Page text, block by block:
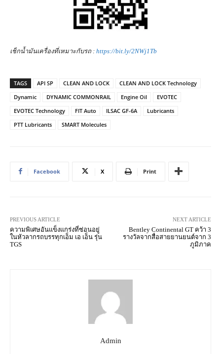
เช็กน้ำมันเครื่องที่เหมาะกับรถ : https://bit.ly/2NWj1Tb
TAGS API SP CLEAN AND LOCK
CLEAN AND LOCK Technology
Dynamic
DYNAMIC COMMONRAIL Engine Oil
EVOTEC
EVOTEC Technology
FIT Auto ILSAC GF-6A
Lubricants
PTT Lubricants
SMART Molecules
Facebook X Print
PREVIOUS ARTICLE
ความพิเศษอันแข็งแกร่งที่ซ่อนอยู่
ในหัวลากรถบรรทุกเอ็ม เอ เอ็น รุ่น
TGS
NEXT ARTICLE
Bentley Continental GT คว้า 3
รางวัลจากสื่อสายยานยนต์จาก 3
ภูมิภาค
Admin